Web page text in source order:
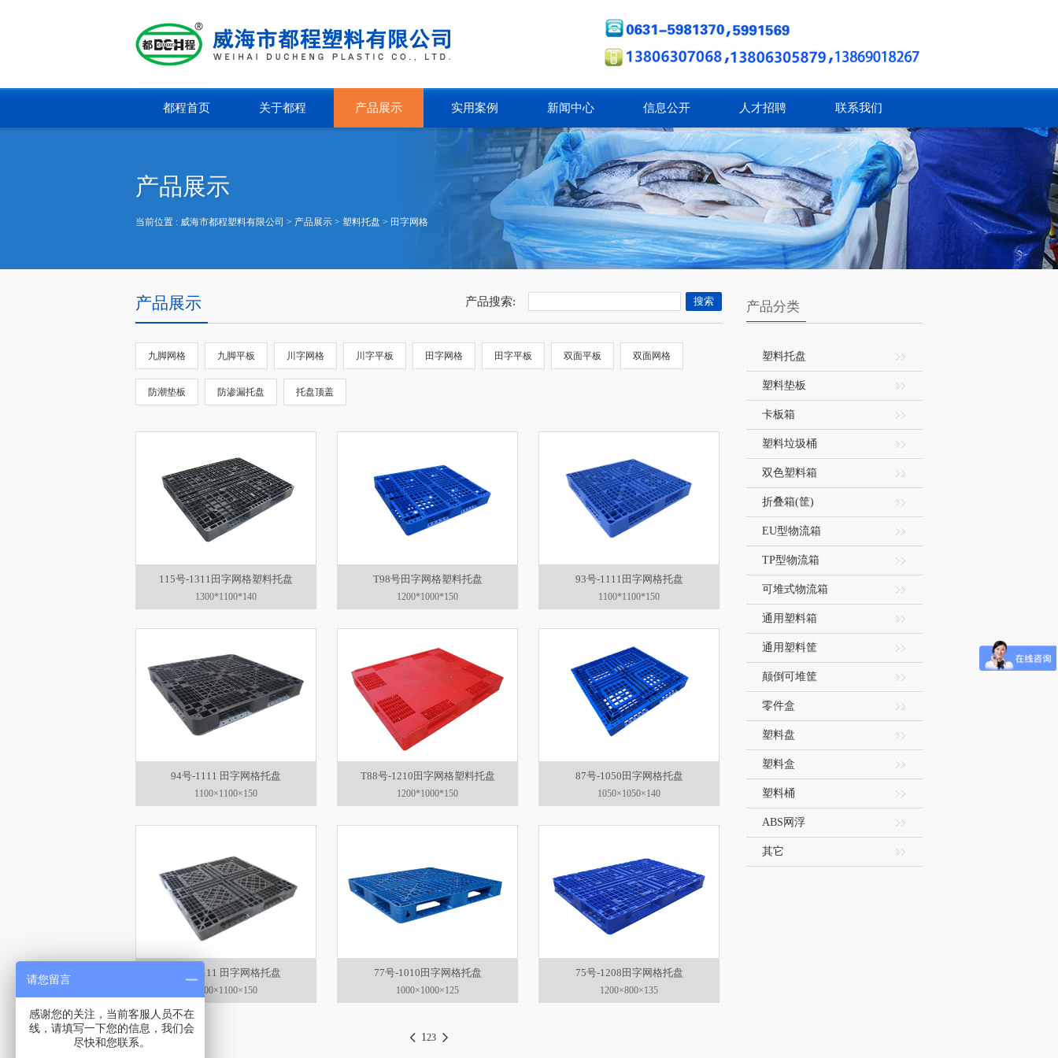
都程首页 关于都程 产品展示 实用案例 新闻中心 信息公开 人才招聘 联系我们
产品展示
当前位置 : 威海市都程塑料有限公司 > 产品展示 > 塑料托盘 > 田字网格
产品展示 产品搜索:
九脚网格 九脚平板 川字网格 川字平板 田字网格 田字平板 双面平板 双面网格
防潮垫板 防渗漏托盘 托盘顶盖
115号-1311田字网格塑料托盘
1300*1100*140
T98号田字网格塑料托盘
1200*1000*150
93号-1111田字网格托盘
1100*1100*150
94号-1111 田字网格托盘
1100×1100×150
T88号-1210田字网格塑料托盘
1200*1000*150
87号-1050田字网格托盘
1050×1050×140
86号-1111 田字网格托盘
1100×1100×150
77号-1010田字网格托盘
1000×1000×125
75号-1208田字网格托盘
1200×800×135
123
产品分类
塑料托盘
塑料垫板
卡板箱
塑料垃圾桶
双色塑料箱
折叠箱(筐)
EU型物流箱
TP型物流箱
可堆式物流箱
通用塑料箱
通用塑料筐
颠倒可堆筐
零件盒
塑料盘
塑料盒
塑料桶
ABS网浮
其它
请您留言
感谢您的关注，当前客服人员不在
线，请填写一下您的信息，我们会
尽快和您联系。